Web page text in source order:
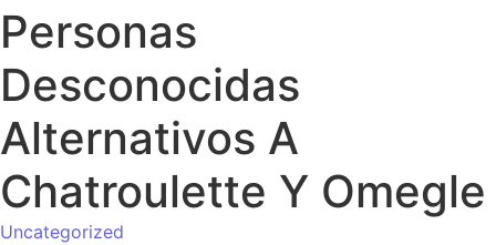
Personas
Desconocidas
Alternativos A
Chatroulette Y Omegle
Uncategorized